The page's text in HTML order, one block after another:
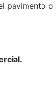
pavimento